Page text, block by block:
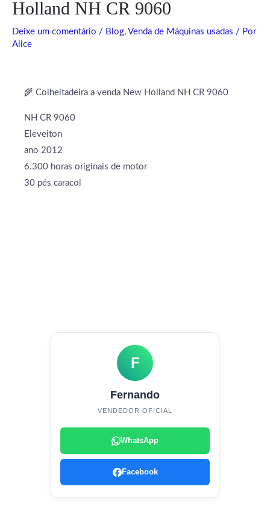
Holland NH CR 9060
Deixe um comentário / Blog, Venda de Máquinas usadas / Por
Alice
🌾 Colheitadeira a venda New Holland NH CR 9060
NH CR 9060
Eleveiton
ano 2012
6.300 horas originais de motor
30 pés caracol
F
Fernando
VENDEDOR OFICIAL
WhatsApp
Facebook